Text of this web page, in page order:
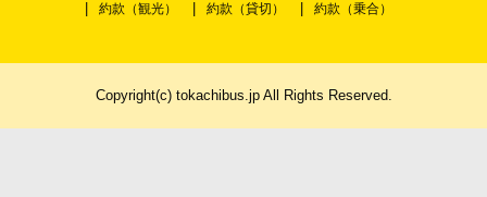
約款（観光） 約款（貸切） 約款（乗合）
Copyright(c) tokachibus.jp All Rights Reserved.